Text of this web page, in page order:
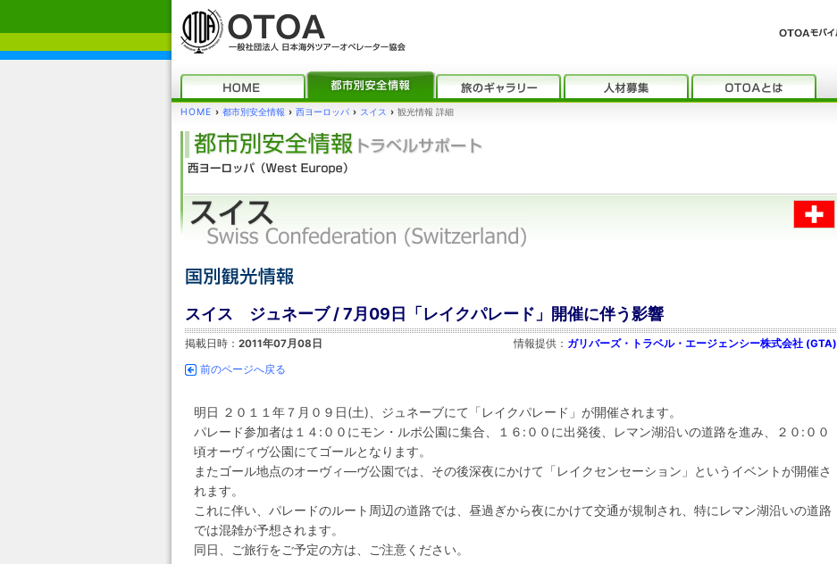
HOME › 都市別安全情報 › 西ヨーロッパ › スイス › 観光情報 詳細
スイス ジュネーブ / 7月09日「レイクパレード」開催に伴う影響
掲載日時： 2011年07月08日 情報提供： ガリバーズ・トラベル・エージェンシー株式会社 (GTA)
前のページへ戻る
明日 ２０１１年７月０９日(土)、ジュネーブにて「レイクパレード」が開催されます。
パレード参加者は１４:００にモン・ルポ公園に集合、１６:００に出発後、レマン湖沿いの道路を進み、２０:００
頃オーヴィヴ公園にてゴールとなります。
またゴール地点のオーヴィ―ヴ公園では、その後深夜にかけて「レイクセンセーション」というイベントが開催さ
れます。
これに伴い、パレードのルート周辺の道路では、昼過ぎから夜にかけて交通が規制され、特にレマン湖沿いの道路
では混雑が予想されます。
同日、ご旅行をご予定の方は、ご注意ください。